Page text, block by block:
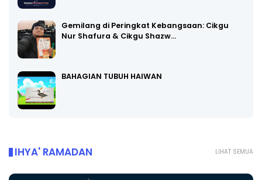
Gemilang di Peringkat Kebangsaan: Cikgu
Nur Shafura & Cikgu Shazw…
BAHAGIAN TUBUH HAIWAN
LIHAT SEMUA
IHYA' RAMADAN